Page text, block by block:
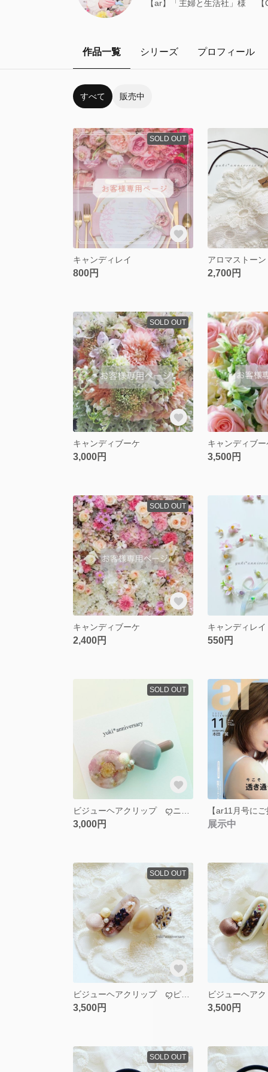
【ar】「主婦と生活社」様 【
作品一覧 シリーズ プロフィール
すべて 販売中
SOLD OUT
キャンディレイ
800円 2,700円
SOLD OUT
キャンディブーケ
3,000円
キャンディブー
3,500円
SOLD OUT
キャンディブーケ
2,400円
キャンディレ
550円
SOLD OUT
3,000円 展示中
SOLD OUT
3,500円 3,500円
SOLD OUT